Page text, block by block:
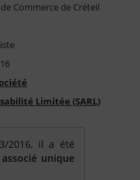
Commerce de Créteil
Limitée (SARL)
2016, il a été
associé unique